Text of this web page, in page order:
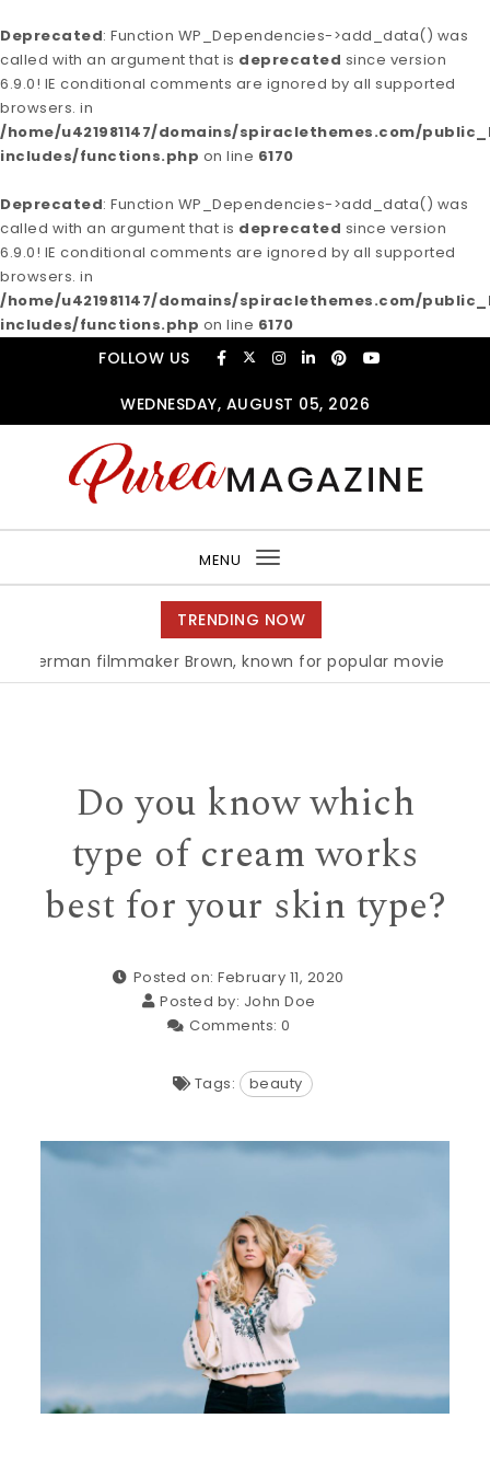
Deprecated: Function WP_Dependencies->add_data() was
called with an argument that is deprecated since version
6.9.0! IE conditional comments are ignored by all supported
browsers. in
/home/u421981147/domains/spiraclethemes.com/
includes/functions.php on line 6170
Deprecated: Function WP_Dependencies->add_data() was
called with an argument that is deprecated since version
6.9.0! IE conditional comments are ignored by all supported
browsers. in
/home/u421981147/domains/spiraclethemes.com/
includes/functions.php on line 6170
Skip to contentFOLLOW US
WEDNESDAY, AUGUST 05, 2026
MENU
Toggle
navigation
TRENDING NOW
filmmaker Brown, known for popular movie ‘ABC,’
Do you know which
type of cream works
best for your skin type?
Posted on: February 11, 2020
Posted by: John Doe
Comments: 0
Tags: beauty